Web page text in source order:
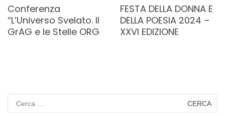
Conferenza
“L’Universo Svelato. Il
GrAG e le Stelle ORG
FESTA DELLA DONNA E
DELLA POESIA 2024 –
XXVI EDIZIONE
Ricerca
per: